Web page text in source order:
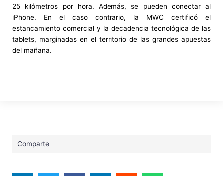
25 kilómetros por hora. Además, se pueden conectar al
iPhone. En el caso contrario, la MWC certificó el
estancamiento comercial y la decadencia tecnológica de las
tablets, marginadas en el territorio de las grandes apuestas
del mañana.
Comparte